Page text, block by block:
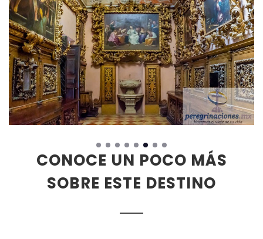
CONOCE UN POCO MÁS
SOBRE ESTE DESTINO